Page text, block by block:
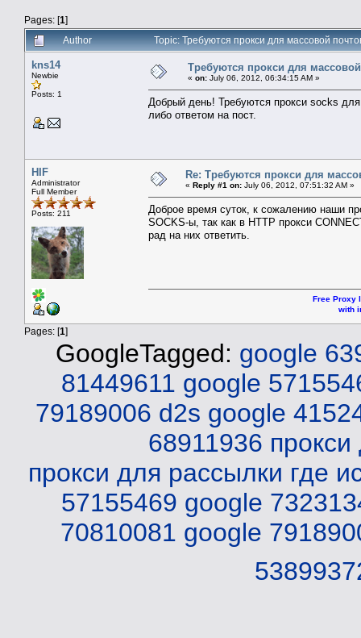
Pages: [1]
Author
Topic: Требуются прокси для массовой
kns14
Newbie
Posts: 1
Требуются прокси для
« on: July 06, 2012, 06:34:15 AM »
Добрый день! Требуются прокси socks
либо ответом на пост.
HIF
Administrator
Full Member
Posts: 211
Re: Требуются прокси для
« Reply #1 on: July 06, 2012, 07:51:32 AM »
Доброе время суток, к сожалению наши
SOCKS-ы, так как в HTTP прокси
рад на них ответить.
Free Proxy
with
Pages: [1]
GoogleTagged: google
81449611 google
79189006 d2s google
68911936
прокси для рассылки где
57155469 google
70810081 google